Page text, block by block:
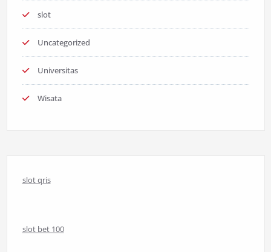
slot
Uncategorized
Universitas
Wisata
slot qris
slot bet 100